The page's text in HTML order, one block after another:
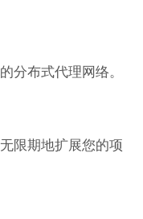
分布式代理网络。
限期地扩展您的项